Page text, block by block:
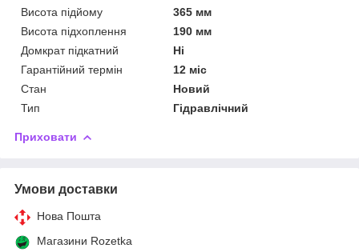
Висота підйому
365 мм
Висота підхоплення
190 мм
Домкрат підкатний
Ні
Гарантійний термін
12 міс
Стан
Новий
Тип
Гідравлічний
Приховати
Умови доставки
Нова Пошта
Магазини Rozetka